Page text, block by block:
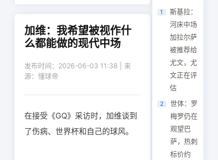
加维：我希望被视作什
么都能做的现代中场
发布时间：2026-06-03 11:38 | 来
源：懂球帝
在接受《GQ》采访时，加维谈到
了伤病、世界杯和自己的球风。
1
斯基拉：
河床中场
加拉尔萨
被推荐给
尤文，尤
文正在评
估
2
世体：罗
梅罗仍在
观望巴
萨，热刺
标价约